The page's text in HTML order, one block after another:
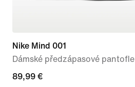
Nike Mind 001
Dámské předzápasové pantofle
89,99 €
89,99 €